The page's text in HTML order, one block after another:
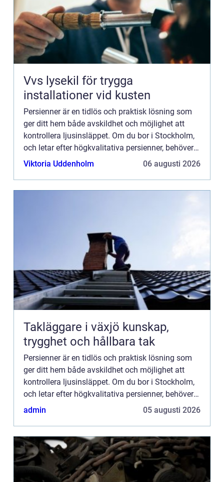
Vvs lysekil för trygga
installationer vid kusten
Persienner är en tidlös och praktisk lösning som
ger ditt hem både avskildhet och möjlighet att
kontrollera ljusinsläppet. Om du bor i Stockholm,
och letar efter högkvalitativa persienner, behöver
du inte leta...
Viktoria Uddenholm 06 augusti 2026
Takläggare i växjö kunskap,
trygghet och hållbara tak
Persienner är en tidlös och praktisk lösning som
ger ditt hem både avskildhet och möjlighet att
kontrollera ljusinsläppet. Om du bor i Stockholm,
och letar efter högkvalitativa persienner, behöver
du inte leta...
admin 05 augusti 2026